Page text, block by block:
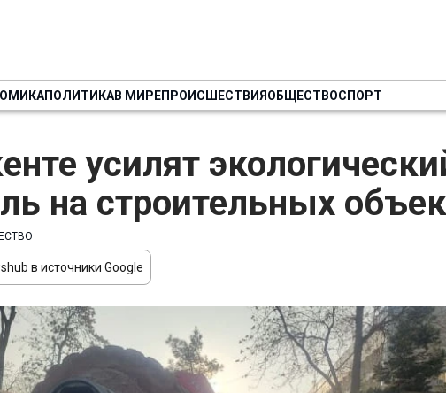
ПОЛИТИКАВ МИРЕПРОИСШЕСТВИЯОБЩЕСТВОСПОРТ
усилят
на строительных
в источники Google